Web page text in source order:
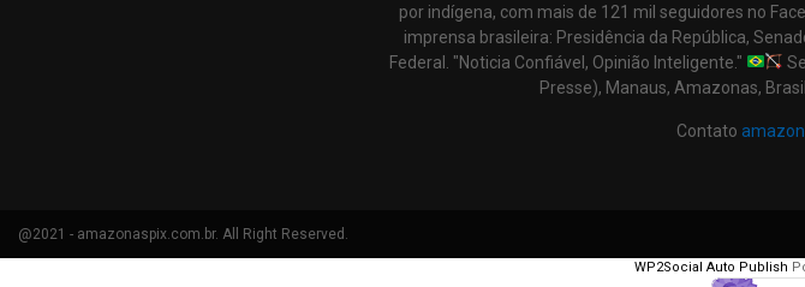
por indígena, com mais de 121 mil seguidores no
imprensa brasileira: Presidência da República,
Federal. "Noticia Confiável, Opinião Inteligente."
Presse), Manaus, Amazonas, Brasil
Contato
@2021 - amazonaspix.com.br. All Right Reserved.
WP2Social Auto Publish